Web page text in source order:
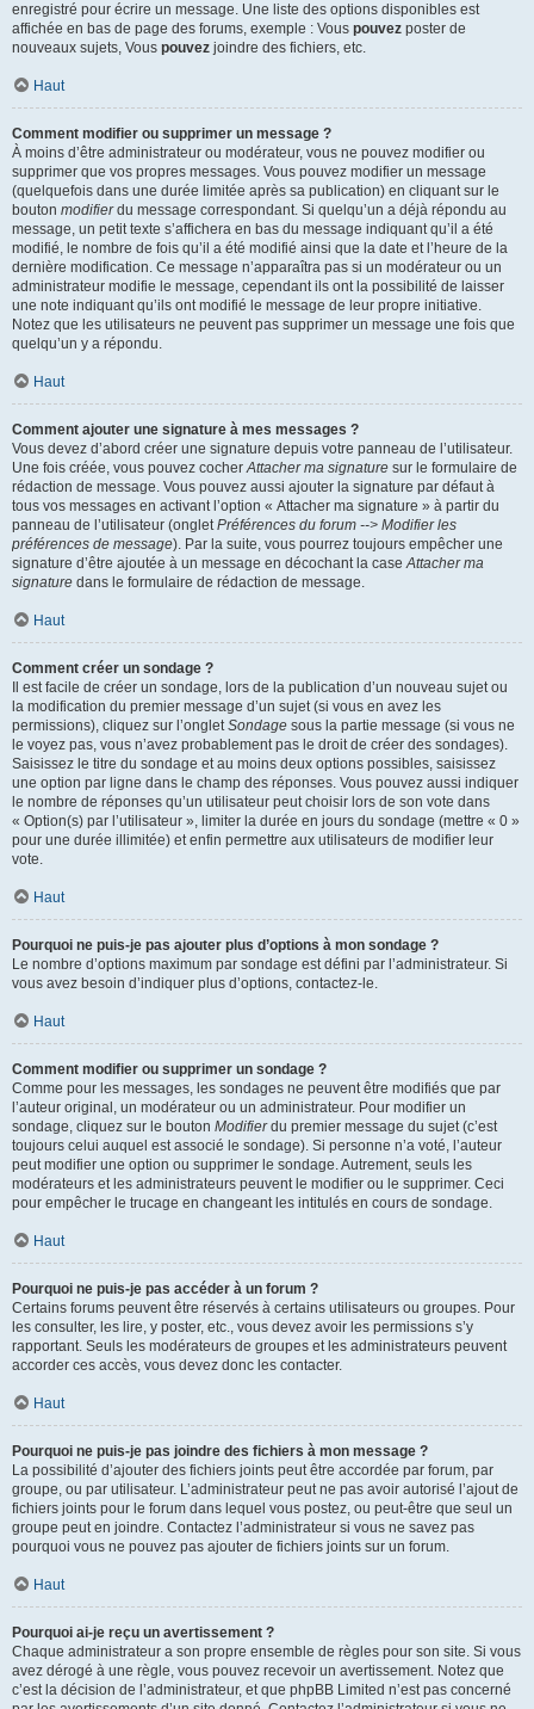
enregistré pour écrire un message. Une liste des options disponibles est
affichée en bas de page des forums, exemple : Vous pouvez poster de
nouveaux sujets, Vous pouvez joindre des fichiers, etc.
Haut
Comment modifier ou supprimer un message ?
À moins d’être administrateur ou modérateur, vous ne pouvez modifier ou
supprimer que vos propres messages. Vous pouvez modifier un message
(quelquefois dans une durée limitée après sa publication) en cliquant sur le
bouton modifierdu message correspondant. Si quelqu’un a déjà répondu au
message, un petit texte s’affichera en bas du message indiquant qu’il a été
modifié, le nombre de fois qu’il a été modifié ainsi que la date et l’heure de la
dernière modification. Ce message n’apparaîtra pas si un modérateur ou un
administrateur modifie le message, cependant ils ont la possibilité de laisser
une note indiquant qu’ils ont modifié le message de leur propre initiative.
Notez que les utilisateurs ne peuvent pas supprimer un message une fois que
quelqu’un y a répondu.
Haut
Comment ajouter une signature à mes messages ?
Vous devez d’abord créer une signature depuis votre panneau de l’utilisateur.
Une fois créée, vous pouvez cocherAttacher ma signature sur le formulaire de
rédaction de message. Vous pouvez aussi ajouter la signature par défaut à
tous vos messages en activant l’option « Attacher ma signature » à partir du
panneau de l’utilisateur (ongletPréférences du forum --> Modifier les
préférences de message). Par la suite, vous pourrez toujours empêcher une
signature d’être ajoutée à un message en décochant la caseAttacher ma
signature dans le formulaire de rédaction de message.
Haut
Comment créer un sondage ?
Il est facile de créer un sondage, lors de la publication d’un nouveau sujet ou
la modification du premier message d’un sujet (si vous en avez les
permissions), cliquez sur l’ongletSondage sous la partie message (si vous ne
le voyez pas, vous n’avez probablement pas le droit de créer des sondages).
Saisissez le titre du sondage et au moins deux options possibles, saisissez
une option par ligne dans le champ des réponses. Vous pouvez aussi indiquer
le nombre de réponses qu’un utilisateur peut choisir lors de son vote dans
« Option(s) par l’utilisateur », limiter la durée en jours du sondage (mettre « 0 »
pour une durée illimitée) et enfin permettre aux utilisateurs de modifier leur
vote.
Haut
Pourquoi ne puis-je pas ajouter plus d’options à mon sondage ?
Le nombre d’options maximum par sondage est défini par l’administrateur. Si
vous avez besoin d’indiquer plus d’options, contactez-le.
Haut
Comment modifier ou supprimer un sondage ?
Comme pour les messages, les sondages ne peuvent être modifiés que par
l’auteur original, un modérateur ou un administrateur. Pour modifier un
sondage, cliquez sur le bouton Modifierdu premier message du sujet (c’est
toujours celui auquel est associé le sondage). Si personne n’a voté, l’auteur
peut modifier une option ou supprimer le sondage. Autrement, seuls les
modérateurs et les administrateurs peuvent le modifier ou le supprimer. Ceci
pour empêcher le trucage en changeant les intitulés en cours de sondage.
Haut
Pourquoi ne puis-je pas accéder à un forum ?
Certains forums peuvent être réservés à certains utilisateurs ou groupes. Pour
les consulter, les lire, y poster, etc., vous devez avoir les permissions s’y
rapportant. Seuls les modérateurs de groupes et les administrateurs peuvent
accorder ces accès, vous devez donc les contacter.
Haut
Pourquoi ne puis-je pas joindre des fichiers à mon message ?
La possibilité d’ajouter des fichiers joints peut être accordée par forum, par
groupe, ou par utilisateur. L’administrateur peut ne pas avoir autorisé l’ajout de
fichiers joints pour le forum dans lequel vous postez, ou peut-être que seul un
groupe peut en joindre. Contactez l’administrateur si vous ne savez pas
pourquoi vous ne pouvez pas ajouter de fichiers joints sur un forum.
Haut
Pourquoi ai-je reçu un avertissement ?
Chaque administrateur a son propre ensemble de règles pour son site. Si vous
avez dérogé à une règle, vous pouvez recevoir un avertissement. Notez que
c’est la décision de l’administrateur, et que phpBB Limited n’est pas concerné